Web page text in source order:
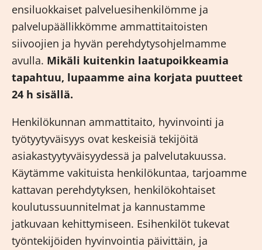
ensiluokkaiset palveluesihenkilömme ja
palvelupäällikkömme ammattitaitoisten
siivoojien ja hyvän perehdytysohjelmamme
avulla. Mikäli kuitenkin laatupoikkeamia
tapahtuu, lupaamme aina korjata puutteet
24 h sisällä.
Henkilökunnan ammattitaito, hyvinvointi ja
työtyytyväisyys ovat keskeisiä tekijöitä
asiakastyytyväisyydessä ja palvelutakuussa.
Käytämme vakituista henkilökuntaa, tarjoamme
kattavan perehdytyksen, henkilökohtaiset
koulutussuunnitelmat ja kannustamme
jatkuvaan kehittymiseen. Esihenkilöt tukevat
työntekijöiden hyvinvointia päivittäin, ja